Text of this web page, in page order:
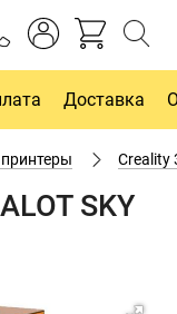
Доставка
Creality
SKY